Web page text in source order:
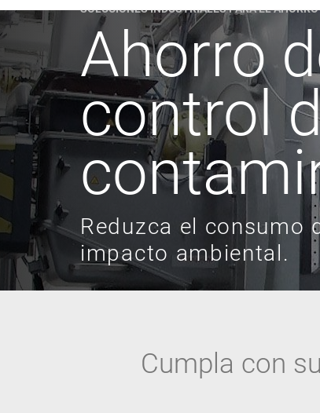
SOLUCIONES INDUSTRIALES PARA EL
Ahorro
control
Reduzca el consumo
impacto ambiental.
Cumpla con